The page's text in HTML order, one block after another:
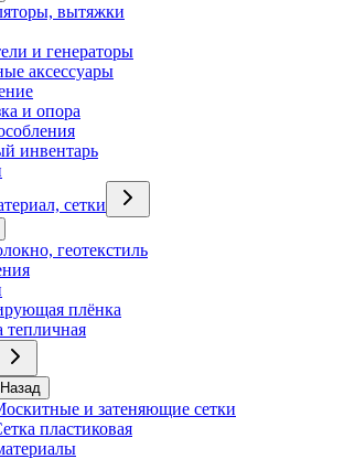
вытяжки
и генераторы
аксессуары
и опора
инвентарь
сетки
геотекстиль
плёнка
тепличная
Назад
и затеняющие сетки
пластиковая